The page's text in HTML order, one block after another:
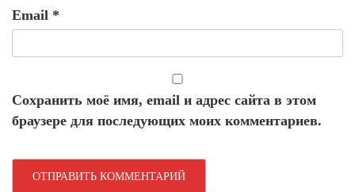
Email *
Сохранить моё имя, email и адрес сайта в этом
браузере для последующих моих комментариев.